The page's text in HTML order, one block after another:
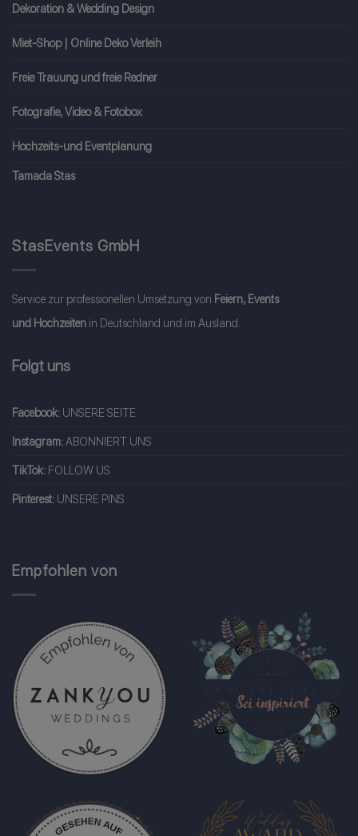
Dekoration & Wedding Design
Miet-Shop | Online Deko Verleih
Freie Trauung und freie Redner
Fotografie, Video & Fotobox
Hochzeits-und Eventplanung
Tamada Stas
StasEvents GmbH
Service zur professionellen Umsetzung von Feiern, Events
und Hochzeiten in Deutschland und im Ausland.
Folgt uns
Facebook: UNSERE SEITE
Instagram:ABONNIERT UNS
TikTok: FOLLOW US
Pinterest: UNSERE PINS
Empfohlen von